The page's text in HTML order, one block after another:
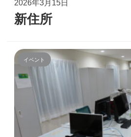
2026年3月15日
新住所
イベント